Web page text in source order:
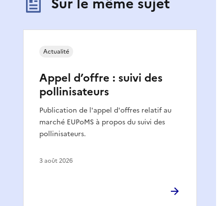
Appel d’offre : suivi des
pollinisateurs
Publication de l'appel d'offres relatif au
marché EUPoMS à propos du suivi des
pollinisateurs.
Actualité
3 août 2026